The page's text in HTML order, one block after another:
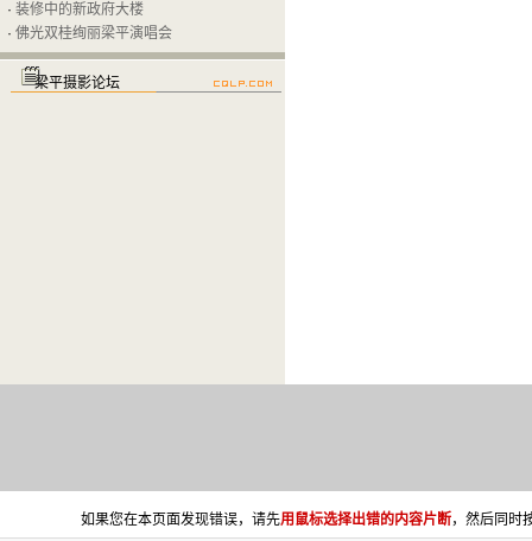
· 装修中的新政府大楼
· 佛光双桂绚丽梁平演唱会
梁平摄影论坛
如果您在本页面发现错误，请先用鼠标选择出错的内容片断，然后同时